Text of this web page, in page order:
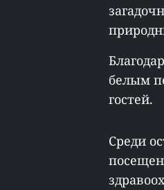
белым
гостей.
Среди